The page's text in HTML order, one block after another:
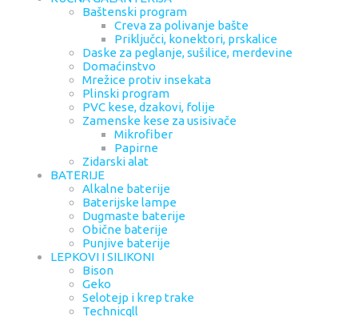
Baštenski program
Creva za polivanje bašte
Priključci, konektori, prskalice
Daske za peglanje, sušilice, merdevine
Domaćinstvo
Mrežice protiv insekata
Plinski program
PVC kese, dzakovi, folije
Zamenske kese za usisivače
Mikrofiber
Papirne
Zidarski alat
BATERIJE
Alkalne baterije
Baterijske lampe
Dugmaste baterije
Obične baterije
Punjive baterije
LEPKOVI I SILIKONI
Bison
Geko
Selotejp i krep trake
Technicqll